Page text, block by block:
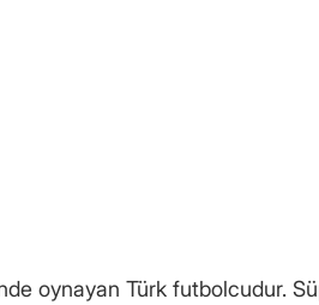
oynayan Türk futbolcudur.